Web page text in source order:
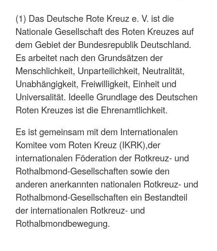
(1) Das Deutsche Rote Kreuz e. V. ist die
Nationale Gesellschaft des Roten Kreuzes auf
dem Gebiet der Bundesrepublik Deutschland.
Es arbeitet nach den Grundsätzen der
Menschlichkeit, Unparteilichkeit, Neutralität,
Unabhängigkeit, Freiwilligkeit, Einheit und
Universalität. Ideelle Grundlage des Deutschen
Roten Kreuzes ist die Ehrenamtlichkeit.
Es ist gemeinsam mit dem Internationalen
Komitee vom Roten Kreuz (IKRK),der
internationalen Föderation der Rotkreuz- und
Rothalbmond-Gesellschaften sowie den
anderen anerkannten nationalen Rotkreuz- und
Rothalbmond-Gesellschaften ein Bestandteil
der internationalen Rotkreuz- und
Rothalbmondbewegung.